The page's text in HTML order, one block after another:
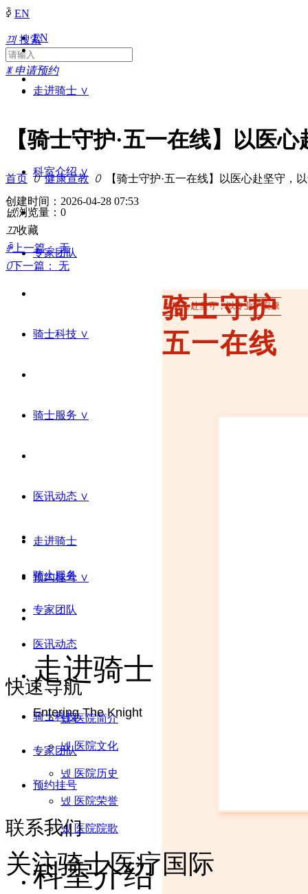
ꀅ EN
EN
끠 搜索
ꂓ 申请预约
走进骑士 ∨
科室介绍 ∨
专家团队
骑士科技 ∨
骑士服务 ∨
医讯动态 ∨
预约挂号 ∨
走进骑士
Entering The Knight
넸 医院简介
넸 医院文化
넸 医院历史
넸 医院荣誉
넸 医院院歌
科室介绍
【骑士守护·五一在线】以医
首页 ꄲ 健康宣教 ꄲ
【骑士守护·五一在线】以医心赴坚守，
创建时间： 2026-04-28 07:53
넶浏览量： 0
끄收藏
ꄴ上一篇： 无
ꄲ下一篇： 无
骑士守护
五一在线
以医心赴坚守，以专业护安康
走进骑士
骑士服务
专家团队
医讯动态
快速导航
骑士科技
专家团队
预约挂号
联系我们
关注骑士医疗国际